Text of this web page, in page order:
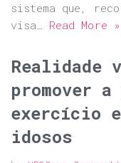
sistema que,
visa… Read More »
promover
exercício
idosos